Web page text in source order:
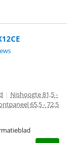
| Nishoogte 81,5 -
65,5 - 72,5